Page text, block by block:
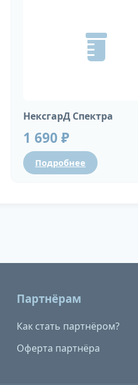
НексгарД Спектра
1 690 ₽
Подробнее
Партнёрам
Как стать партнёром?
Оферта партнёра